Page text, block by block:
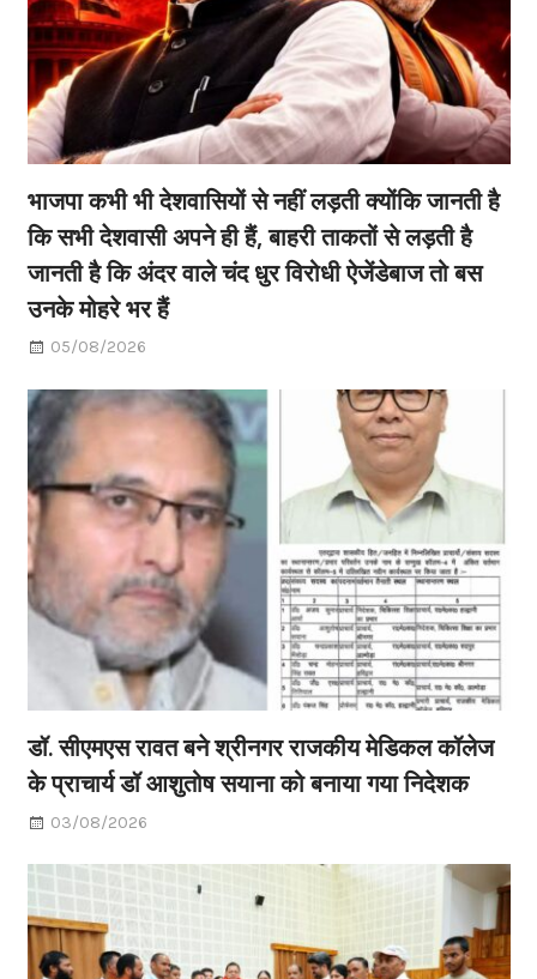
भाजपा कभी भी देशवासियों से नहीं लड़ती क्योंकि जानती है
कि सभी देशवासी अपने ही हैं, बाहरी ताकतों से लड़ती है
जानती है कि अंदर वाले चंद धुर विरोधी ऐजेंडेबाज तो बस
उनके मोहरे भर हैं
05/08/2026
डॉ. सीएमएस रावत बने श्रीनगर राजकीय मेडिकल कॉलेज
के प्राचार्य डॉ आशुतोष सयाना को बनाया गया निदेशक
03/08/2026